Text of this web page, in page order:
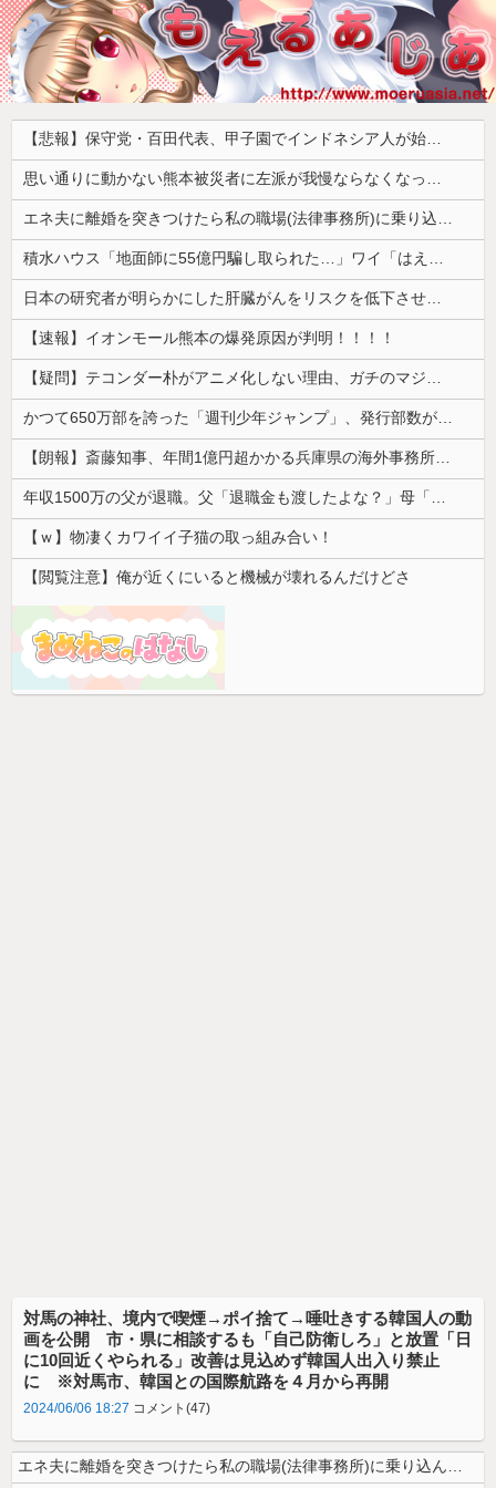
【悲報】保守党・百田代表、甲子園でインドネシア人が始球式登場に怒り「甲子園を政治利用するな！」
思い通りに動かない熊本被災者に左派が我慢ならなくなった模様、避難所で苦しむ被災者に対して……
エネ夫に離婚を突きつけたら私の職場(法律事務所)に乗り込んできた 堂々と「離婚の法律相談です。母の薦めでこちらに参りました」と言っているが、...
積水ハウス「地面師に55億円騙し取られた…」ワイ「はえーかわいそう…会社滅茶苦茶やろなぁ」
日本の研究者が明らかにした肝臓がんをリスクを低下させるために必要な緑茶の量←「そんなに飲めるかよ！」（海外の反応）
【速報】イオンモール熊本の爆発原因が判明！！！！
【疑問】テコンダー朴がアニメ化しない理由、ガチのマジで謎ｗｗｗｗ
かつて650万部を誇った「週刊少年ジャンプ」、発行部数が初の100万部割れ
【朗報】斎藤知事、年間1億円超かかる兵庫県の海外事務所を全廃へ
年収1500万の父が退職。父「退職金も渡したよな？」母「貯金なんてないよー」父「全部なくなったの！？」→予想外の返事に家族騒然となり…
【ｗ】物凄くカワイイ子猫の取っ組み合い！
【閲覧注意】俺が近くにいると機械が壊れるんだけどさ
対馬の神社、境内で喫煙→ポイ捨て→唾吐きする韓国人の動
画を公開 市・県に相談するも「自己防衛しろ」と放置「日
に10回近くやられる」改善は見込めず韓国人出入り禁止
に ※対馬市、韓国との国際航路を４月から再開
2024/06/06 18:27 コメント(47)
エネ夫に離婚を突きつけたら私の職場(法律事務所)に乗り込んできた 堂々...